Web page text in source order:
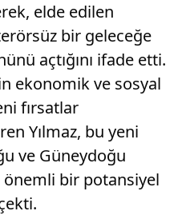
elde edilen
bir geleceğe
açtığını ifade etti.
ekonomik ve sosyal
fırsatlar
Yılmaz, bu yeni
ve Güneydoğu
bir potansiyel